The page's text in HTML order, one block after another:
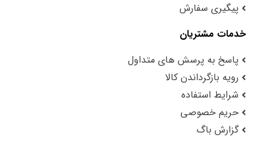
پیگیری سفارش
خدمات مشتریان
پاسخ به پرسش های متداول
رویه بازگرداندن کالا
شرایط استفاده
حریم خصوصی
گزارش باگ